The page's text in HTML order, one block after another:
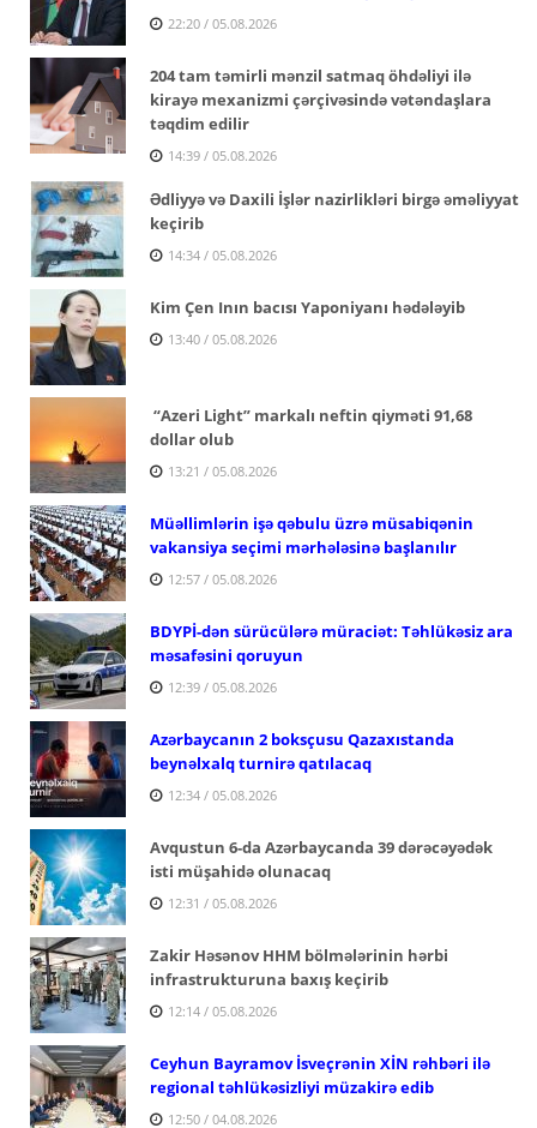
22:20 / 05.08.2026
204 tam təmirli mənzil satmaq öhdəliyi ilə
kirayə mexanizmi çərçivəsində vətəndaşlara
təqdim edilir
14:39 / 05.08.2026
Ədliyyə və Daxili İşlər nazirlikləri birgə əməliyyat
keçirib
14:34 / 05.08.2026
Kim Çen Inın bacısı Yaponiyanı hədələyib
13:40 / 05.08.2026
“Azeri Light” markalı neftin qiyməti 91,68
dollar olub
13:21 / 05.08.2026
Müəllimlərin işə qəbulu üzrə müsabiqənin
vakansiya seçimi mərhələsinə başlanılır
12:57 / 05.08.2026
BDYPİ-dən sürücülərə müraciət: Təhlükəsiz ara
məsafəsini qoruyun
12:39 / 05.08.2026
Azərbaycanın 2 boksçusu Qazaxıstanda
beynəlxalq turnirə qatılacaq
12:34 / 05.08.2026
Avqustun 6-da Azərbaycanda 39 dərəcəyədək
isti müşahidə olunacaq
12:31 / 05.08.2026
Zakir Həsənov HHM bölmələrinin hərbi
infrastrukturuna baxış keçirib
12:14 / 05.08.2026
Ceyhun Bayramov İsveçrənin XİN rəhbəri ilə
regional təhlükəsizliyi müzakirə edib
12:50 / 04.08.2026